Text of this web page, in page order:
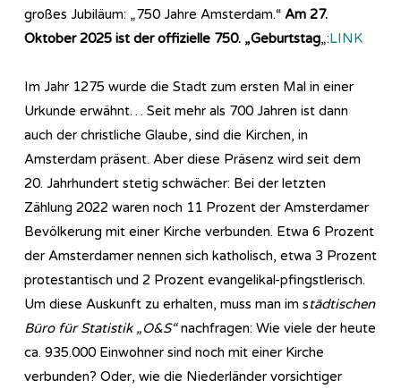
großes Jubiläum: „750 Jahre Amsterdam.“ Am 27.
Oktober 2025 ist der offizielle 750. „Geburtstag„:LINK
Im Jahr 1275 wurde die Stadt zum ersten Mal in einer
Urkunde erwähnt… Seit mehr als 700 Jahren ist dann
auch der christliche Glaube, sind die Kirchen, in
Amsterdam präsent. Aber diese Präsenz wird seit dem
20. Jahrhundert stetig schwächer: Bei der letzten
Zählung 2022 waren noch 11 Prozent der Amsterdamer
Bevölkerung mit einer Kirche verbunden. Etwa 6 Prozent
der Amsterdamer nennen sich katholisch, etwa 3 Prozent
protestantisch und 2 Prozent evangelikal-pfingstlerisch.
Um diese Auskunft zu erhalten, muss man im städtischen
Büro für Statistik „O&S“nachfragen: Wie viele der heute
ca. 935.000 Einwohner sind noch mit einer Kirche
verbunden? Oder, wie die Niederländer vorsichtiger